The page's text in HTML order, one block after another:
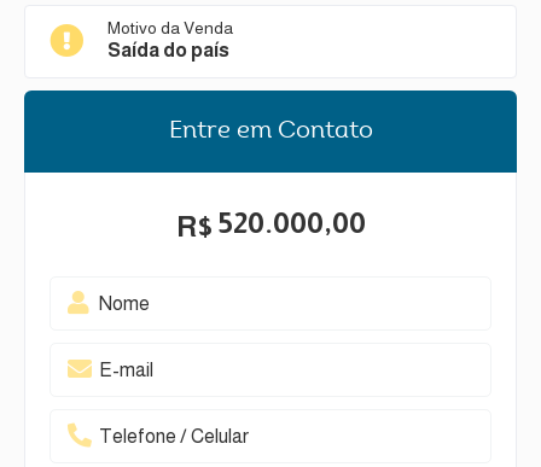
Motivo da Venda
Saída do país
Entre em Contato
R$ 520.000,00